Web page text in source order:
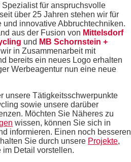
Spezialist für anspruchsvolle
über 25 Jahren stehen wir für
innovative Abbruchtechniken.
aus der Fusion von Mittelsdorf
und MB Schornstein +
in Zusammenarbeit mit
bereits ein neues Logo erhalten
Werbeagentur nun eine neue
unsere Tätigkeitsschwerpunkte
sowie unsere darüber
Möchten Sie Näheres zu
wissen, können Sie sich in
informieren. Einen noch besseren
Sie durch unsere Projekte,
Detail vorstellen.